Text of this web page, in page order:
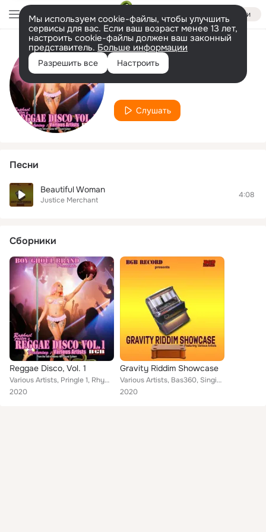
Войти
Мы используем cookie-файлы, чтобы улучшить
сервисы для вас. Если ваш возраст менее 13 лет,
настроить cookie-файлы должен ваш законный
представитель. Больше информации
Разрешить все Настроить
Исполнитель
Justice Merchant
Слушать
Песни
Beautiful Woman
Justice Merchant
4:08
Сборники
Reggae Disco, Vol. 1
Various Artists, Pringle 1, Rhymie, Ras Myrdahk, Shandy Man, Propa Dapa, Justice Merchant, Prophecy Izis, Ras Slick, Miguel, Rom...
2020
Gravity Riddim Showcase
Various Artists, Bas360, Singing Honour, Al Sincere, Boomblast, Raphael Foster, Justice Merchant, Bobby T, Romeo Django
2020